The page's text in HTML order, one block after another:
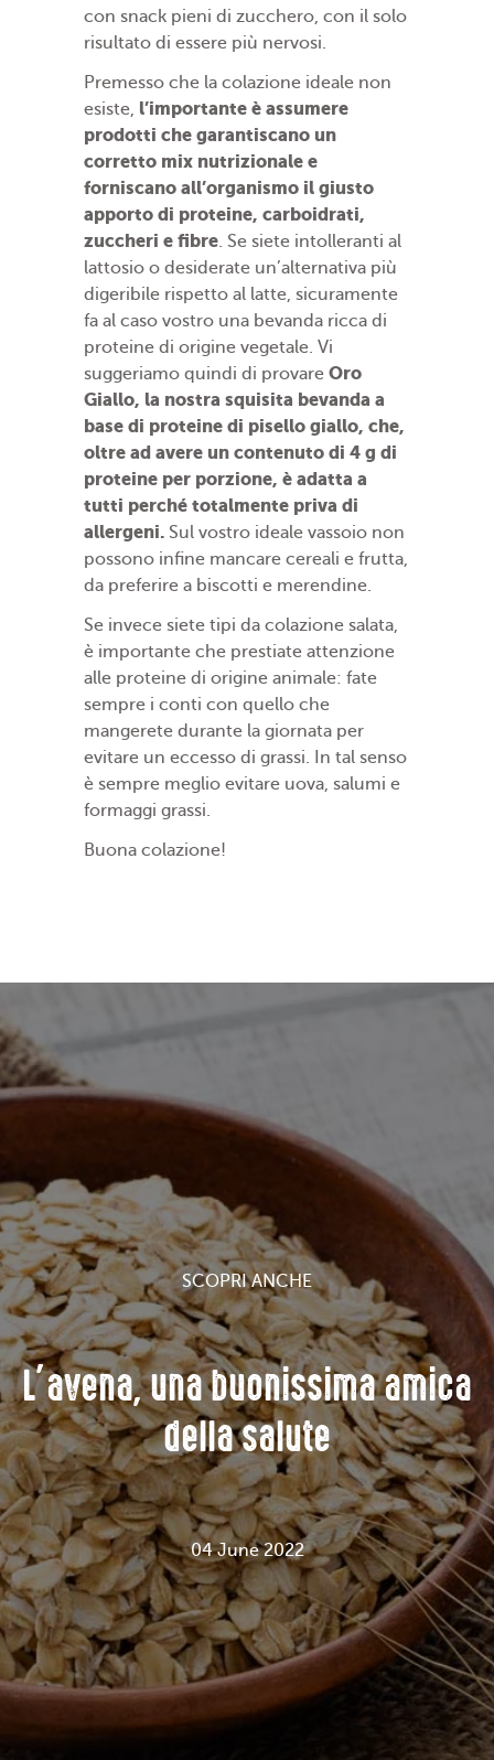
con snack pieni di zucchero, con il solo
risultato di essere più nervosi.
Premesso che la colazione ideale non
esiste, l’importante è assumere
prodotti che garantiscano un
corretto mix nutrizionale e
forniscano all’organismo il giusto
apporto di proteine, carboidrati,
zuccheri e fibre. Se siete intolleranti al
lattosio o desiderate un’alternativa più
digeribile rispetto al latte, sicuramente
fa al caso vostro una bevanda ricca di
proteine di origine vegetale. Vi
suggeriamo quindi di provare Oro
Giallo, la nostra squisita bevanda a
base di proteine di pisello giallo, che,
oltre ad avere un contenuto di 4 g di
proteine per porzione, è adatta a
tutti perché totalmente priva di
allergeni. Sul vostro ideale vassoio non
possono infine mancare cereali e frutta,
da preferire a biscotti e merendine.
Se invece siete tipi da colazione salata,
è importante che prestiate attenzione
alle proteine di origine animale: fate
sempre i conti con quello che
mangerete durante la giornata per
evitare un eccesso di grassi. In tal senso
è sempre meglio evitare uova, salumi e
formaggi grassi.
Buona colazione!
SCOPRI ANCHE
L’avena, una buonissima amica
della salute
04 June 2022